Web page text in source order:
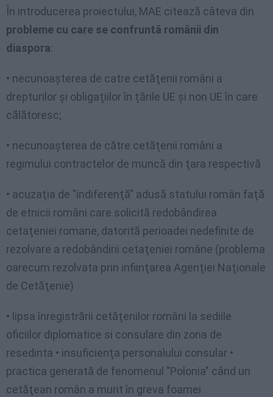
În introducerea proiectului, MAE citează câteva din
probleme cu care se confruntă românii din
diaspora:
• necunoaşterea de catre cetăţenii români a
drepturilor şi obligaţiilor în ţările UE şi non UE în care
călătoresc;
• necunoaşterea de către cetăţenii români a
regimului contractelor de muncă din ţara respectivă
• acuzaţia de "indiferenţă" adusă statului român faţă
de etnicii români care solicită redobândirea
cetaţeniei romane, datorită perioadei nedefinite de
rezolvare a redobândirii cetaţeniei române (problema
oarecum rezolvata prin infiinţarea Agenţiei Naţionale
de Cetăţenie)
• lipsa înregistrării cetăţenilor români la sediile
oficiilor diplomatice si consulare din zona de
resedinta • insuficienţa personalului consular •
practica generată de fenomenul "Polonia" când un
cetăţean român a murit în greva foamei